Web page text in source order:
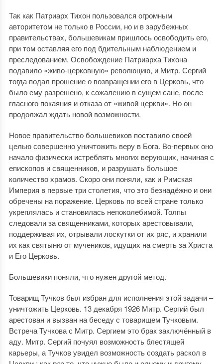
Так как Патриарх Тихон пользовался огромным
авторитетом не только в России, но и в зарубежных
правительствах, большевикам пришлось освободить его,
при том оставляя его под бдительным наблюдением и
преследованием. Освобождение Патриарха Тихона
подавило «живо-церковную» революцию, и Митр. Сергий
тогда подал прошение о возвращении его в Церковь, что
было ему разрешено, к сожалению в сущем сане, после
гласного покаяния и отказа от «живой церкви». Но он
продолжал ждать новой возможности.
Новое правительство большевиков поставило своей
целью совершенно уничтожить веру в Бога. Во-первых оно
начало физически истреблять многих верующих, начиная с
епископов и священников, и разрушать большое
количество храмов. Скоро они поняли, как и Римская
Империя в первые три столетия, что это безнадёжно и они
обречены на поражение. Церковь по всей стране только
укреплялась и становилась непоколебимой. Толпы
следовали за священниками, которых арестовывали,
поддерживая их, отрывали лоскутки от их ряс, и хранили
их как святыню от мучеников, идущих на смерть за Христа
и Его Церковь.
Большевики поняли, что нужен другой метод.
Товарищ Тучков был избран для исполнения этой задачи –
уничтожить Церковь. 13 декабря 1926 Митр. Сергий был
арестован и вызван на беседу с товарищем Тучковым.
Встреча Тучкова с Митр. Сергием это брак заключённый в
аду. Митр. Сергий почуял возможность блестящей
карьеры, а Тучков увидел возможность создать раскол в